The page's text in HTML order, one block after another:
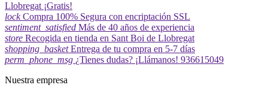
Llobregat ¡Gratis!
lock Compra 100% Segura con encriptación SSL
sentiment_satisfied Más de 40 años de experiencia
store Recogida en tienda en Sant Boi de Llobregat
shopping_basket Entrega de tu compra en 5-7 días
perm_phone_msg ¿Tienes dudas? ¡Llámanos! 936615049
Nuestra empresa